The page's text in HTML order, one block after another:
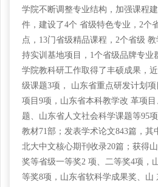
学院不断调整专业结构，加强课程
件，建设了4个 省级特色专业，2个
点，13门省级精品课程，2个省级
持实训基地项目，1个省级品牌专业
学院教科研工作取得了丰硕成果，
级课题3项， 山东省重点研发计划
项目9项，山东省本科教学改 革项
题、山东省人文社会科学课题等95
教材71部；发表学术论文843篇，其
北大中文核心期刊收录20篇；获得
奖等省级一等奖2 项、二等奖4项，
等奖8项，山东省软科学成果奖、山